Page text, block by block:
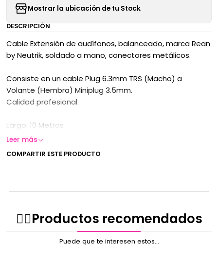
Mostrar la ubicación de tu Stock
DESCRIPCIÓN
Cable Extensión de audífonos, balanceado, marca Rean
by Neutrik, soldado a mano, conectores metálicos.
Consiste en un cable Plug 6.3mm TRS (Macho) a
Volante (Hembra) Miniplug 3.5mm.
Calidad profesional.
Largo: 10 Metros
Leer más
COMPARTIR ESTE PRODUCTO
✌🏻️Productos recomendados
Puede que te interesen estos...